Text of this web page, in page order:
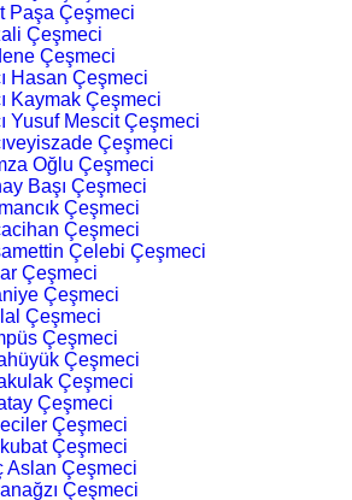
Paşa Çeşmeci
Çeşmeci
Çeşmeci
Hasan Çeşmeci
Kaymak Çeşmeci
Yusuf Mescit Çeşmeci
Çeşmeci
Oğlu Çeşmeci
Başı Çeşmeci
Çeşmeci
Çeşmeci
Çelebi Çeşmeci
Çeşmeci
Çeşmeci
Çeşmeci
Çeşmeci
Çeşmeci
Çeşmeci
Çeşmeci
Çeşmeci
Çeşmeci
Aslan Çeşmeci
Çeşmeci